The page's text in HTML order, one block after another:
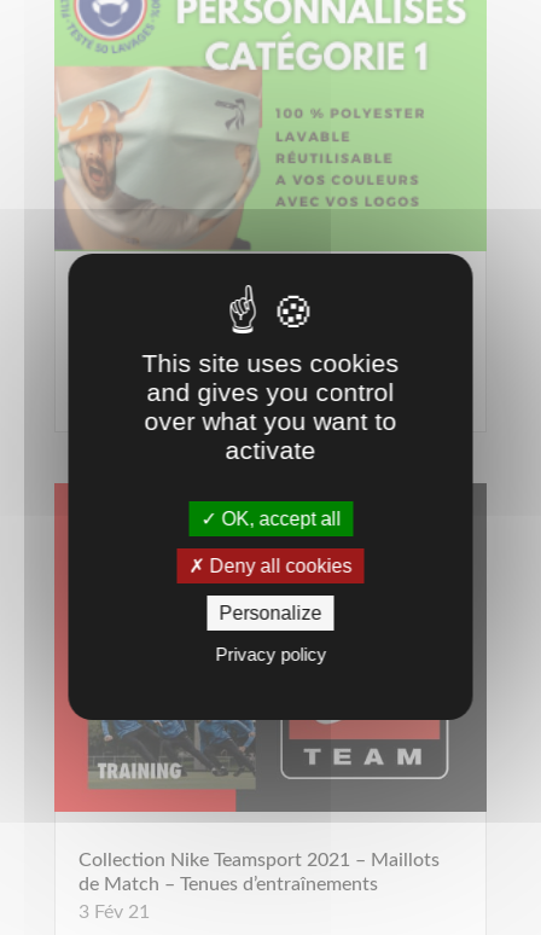
Masques de protection personnalisés
12 Fév 21
Collection Nike Teamsport 2021 – Maillots
de Match – Tenues d’entraînements
3 Fév 21
This site uses cookies
and gives you control
over what you want to
activate
OK, accept all
Deny all cookies
Personalize
Privacy policy